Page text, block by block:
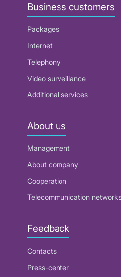
Business customers
Packages
Internet
Telephony
Video surveillance
Additional services
About us
Management
About company
Cooperation
Telecommunication networks
Feedback
Contacts
Press-center